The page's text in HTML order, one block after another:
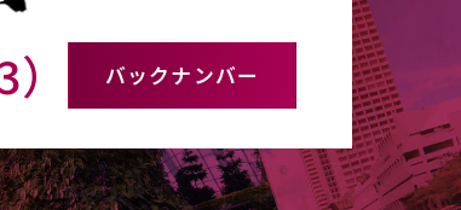
バックナンバー